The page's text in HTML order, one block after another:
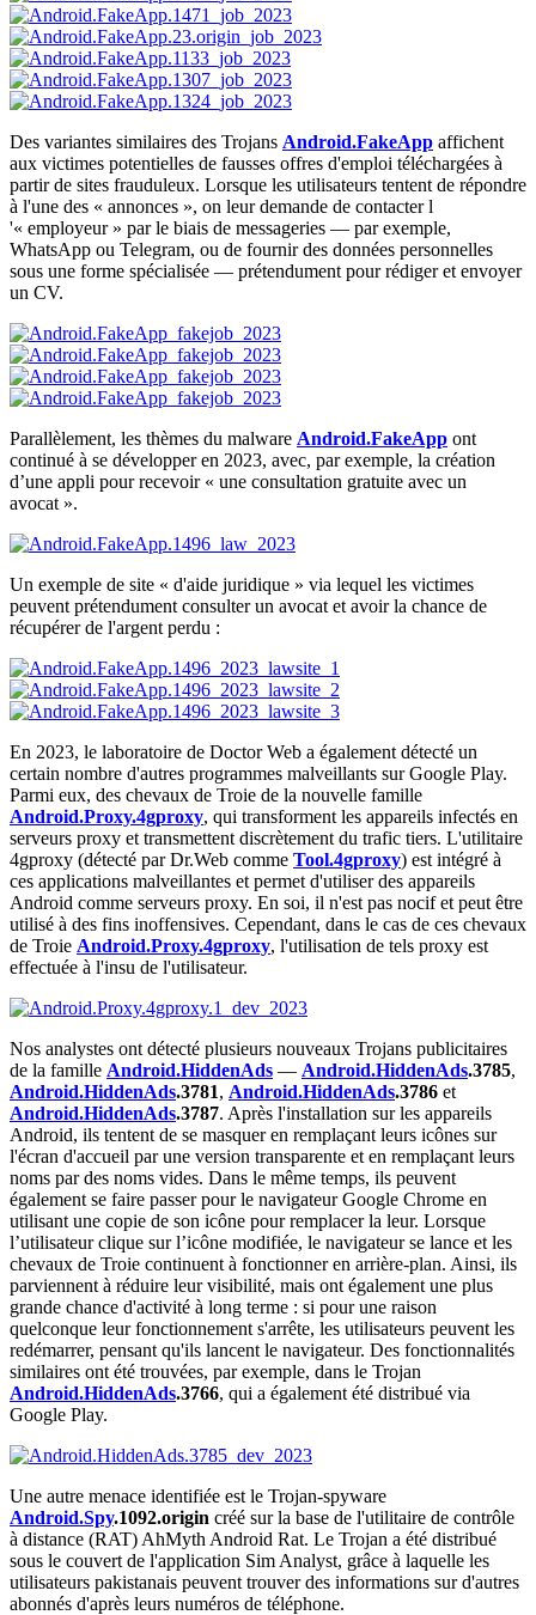
Des variantes similaires des Trojans Android.FakeApp affichent
aux victimes potentielles de fausses offres d'emploi téléchargées à
partir de sites frauduleux. Lorsque les utilisateurs tentent de répondre
à l'une des « annonces », on leur demande de contacter l
'« employeur » par le biais de messageries — par exemple,
WhatsApp ou Telegram, ou de fournir des données personnelles
sous une forme spécialisée — prétendument pour rédiger et envoyer
un CV.
Parallèlement, les thèmes du malware Android.FakeApp ont
continué à se développer en 2023, avec, par exemple, la création
d’une appli pour recevoir « une consultation gratuite avec un
avocat ».
Un exemple de site « d'aide juridique » via lequel les victimes
peuvent prétendument consulter un avocat et avoir la chance de
récupérer de l'argent perdu :
En 2023, le laboratoire de Doctor Web a également détecté un
certain nombre d'autres programmes malveillants sur Google Play.
Parmi eux, des chevaux de Troie de la nouvelle famille
Android.Proxy.4gproxy, qui transforment les appareils infectés en
serveurs proxy et transmettent discrètement du trafic tiers. L'utilitaire
4gproxy (détecté par Dr.Web comme Tool.4gproxy) est intégré à
ces applications malveillantes et permet d'utiliser des appareils
Android comme serveurs proxy. En soi, il n'est pas nocif et peut être
utilisé à des fins inoffensives. Cependant, dans le cas de ces chevaux
de Troie Android.Proxy.4gproxy, l'utilisation de tels proxy est
effectuée à l'insu de l'utilisateur.
Nos analystes ont détecté plusieurs nouveaux Trojans publicitaires
de la famille Android.HiddenAds ― Android.HiddenAds.3785,
Android.HiddenAds.3781, Android.HiddenAds.3786 et
Android.HiddenAds.3787. Après l'installation sur les appareils
Android, ils tentent de se masquer en remplaçant leurs icônes sur
l'écran d'accueil par une version transparente et en remplaçant leurs
noms par des noms vides. Dans le même temps, ils peuvent
également se faire passer pour le navigateur Google Chrome en
utilisant une copie de son icône pour remplacer la leur. Lorsque
l’utilisateur clique sur l’icône modifiée, le navigateur se lance et les
chevaux de Troie continuent à fonctionner en arrière-plan. Ainsi, ils
parviennent à réduire leur visibilité, mais ont également une plus
grande chance d'activité à long terme : si pour une raison
quelconque leur fonctionnement s'arrête, les utilisateurs peuvent les
redémarrer, pensant qu'ils lancent le navigateur. Des fonctionnalités
similaires ont été trouvées, par exemple, dans le Trojan
Android.HiddenAds.3766, qui a également été distribué via
Google Play.
Une autre menace identifiée est le Trojan-spyware
Android.Spy.1092.origin créé sur la base de l'utilitaire de contrôle
à distance (RAT) AhMyth Android Rat. Le Trojan a été distribué
sous le couvert de l'application Sim Analyst, grâce à laquelle les
utilisateurs pakistanais peuvent trouver des informations sur d'autres
abonnés d'après leurs numéros de téléphone.